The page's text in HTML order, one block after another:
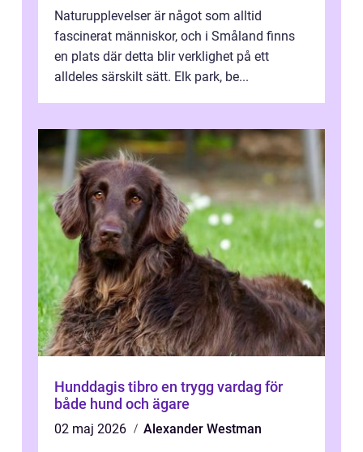
Naturupplevelser är något som alltid
fascinerat människor, och i Småland finns
en plats där detta blir verklighet på ett
alldeles särskilt sätt. Elk park, be...
Hunddagis tibro en trygg vardag för
både hund och ägare
02 maj 2026
Alexander Westman